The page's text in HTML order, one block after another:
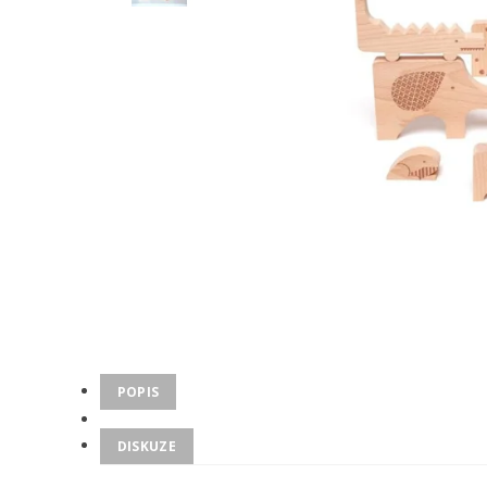
POPIS
DISKUZE